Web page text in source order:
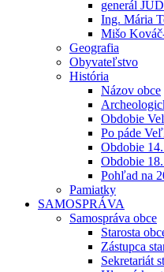
generál
Ing. Mária
Mišo
Geografia
Obyvateľstvo
História
Názov obce
Obdobie
Po páde
Obdobie
Obdobie
Pohľad na
Pamiatky
SAMOSPRÁVA
Samospráva obce
Starosta
Zástupca
Sekretariát